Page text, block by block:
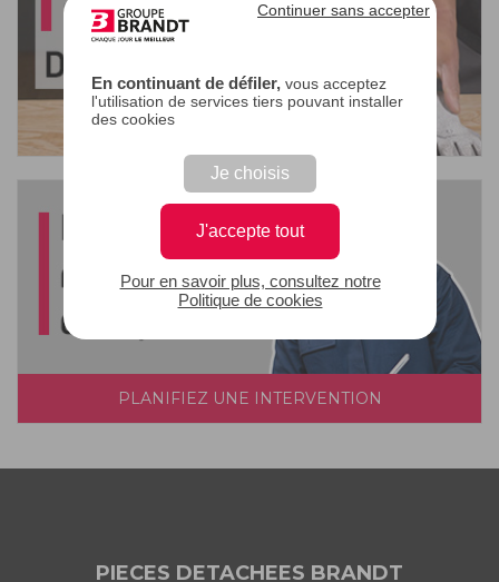
En continuant de défiler,vous acceptez
l'utilisation de services tiers pouvant installer
des cookies
Je choisis
J'accepte tout
Continuer sans accepter
Pour en savoir plus, consultez notre
Politique de cookies
PLANIFIEZ UNE INTERVENTION
PIECES DETACHEES BRANDT